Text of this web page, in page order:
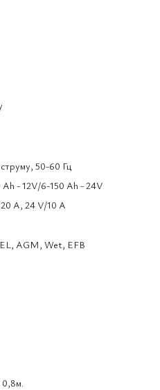
50-60 Гц
- 12V/6-150 Ah - 24V
20 А, 24 V/10 А
AGM, Wet, EFB